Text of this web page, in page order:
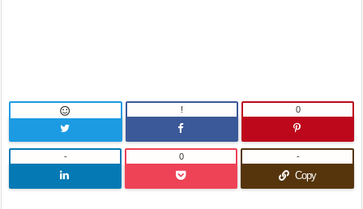
 ! 0
- 0
Copy
-